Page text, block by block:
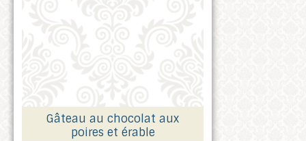
Gâteau au chocolat aux
poires et érable